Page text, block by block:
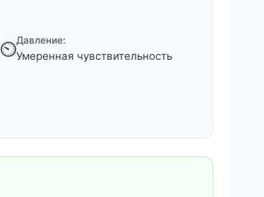
⏲️Давление:
Умеренная чувствительность